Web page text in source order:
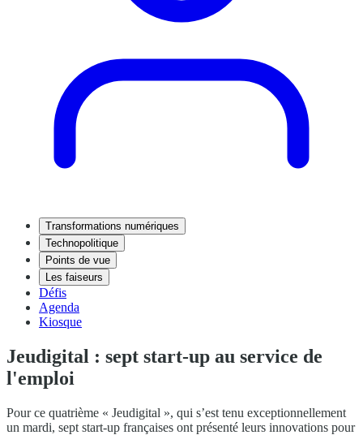
Transformations numériques
Technopolitique
Points de vue
Les faiseurs
Défis
Agenda
Kiosque
Jeudigital : sept start-up au service de
l'emploi
Pour ce quatrième « Jeudigital », qui s’est tenu exceptionnellement
un mardi, sept start-up françaises ont présenté leurs innovations pour